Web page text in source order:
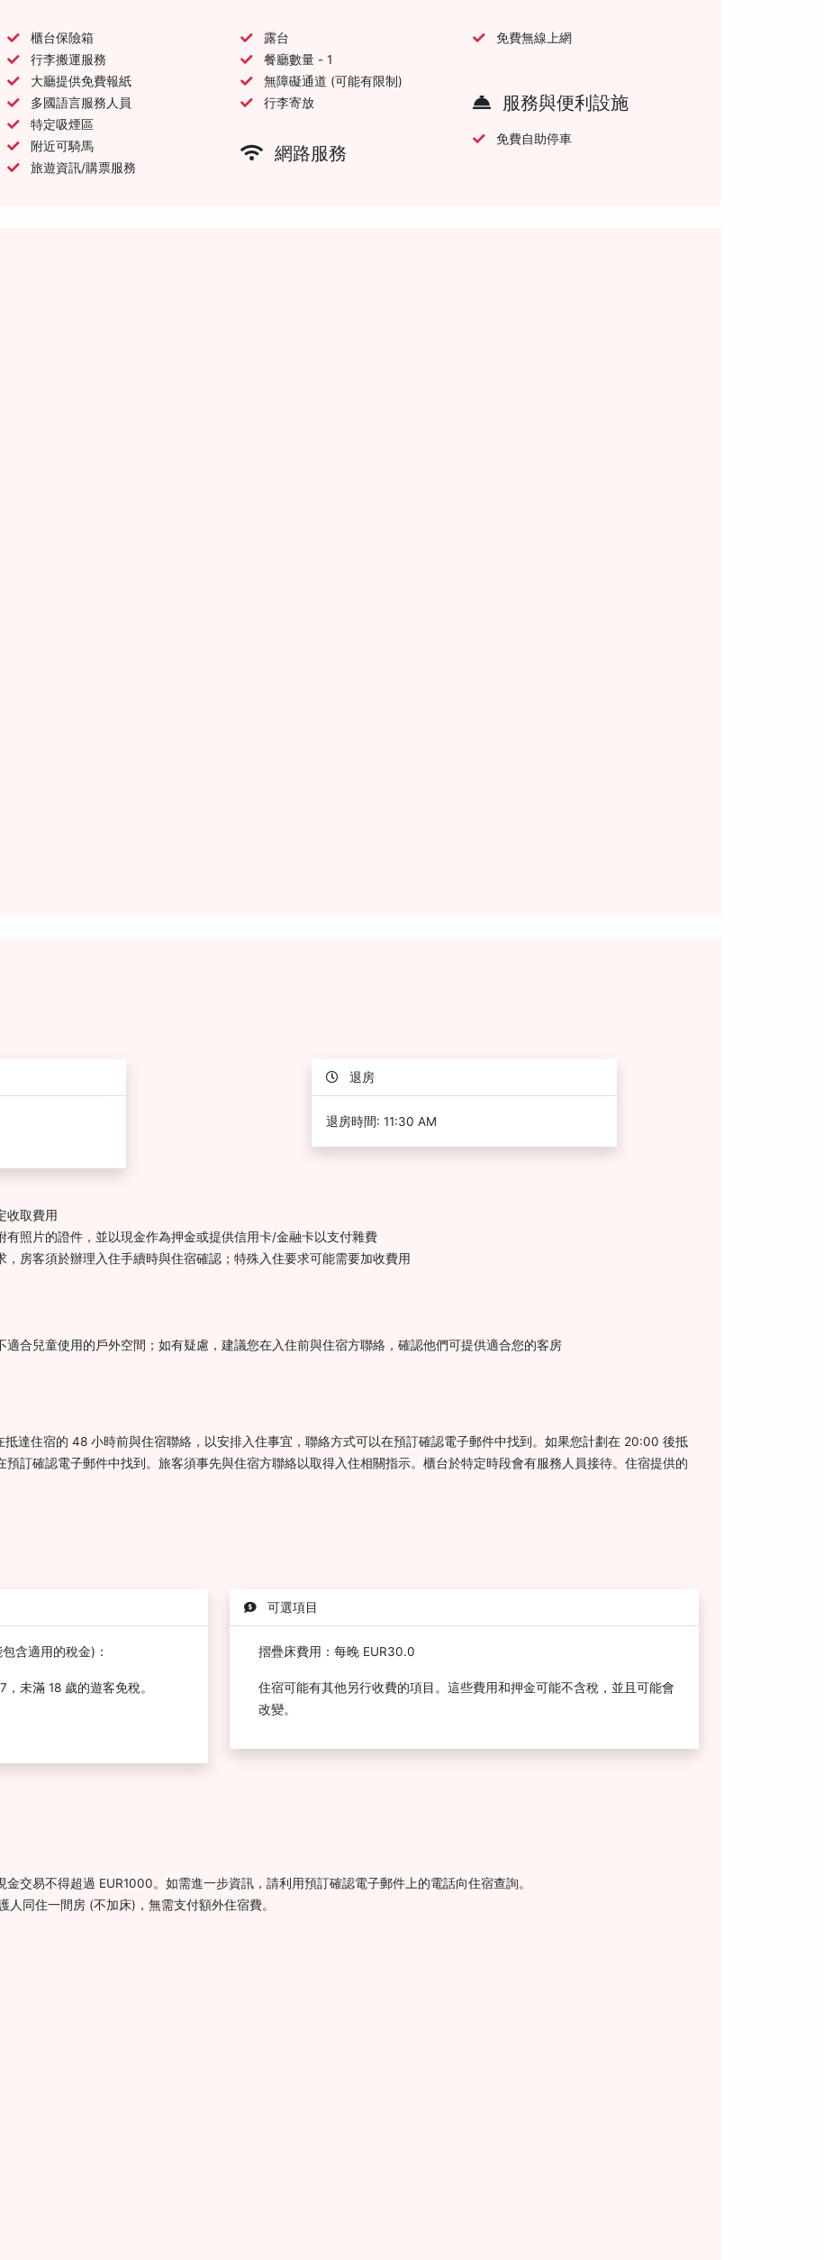
櫃台保險箱
行李搬運服務
大廳提供免費報紙
多國語言服務人員
特定吸煙區
附近可騎馬
旅遊資訊/購票服務
露台
餐廳數量 - 1
無障礙通道 (可能有限制)
行李寄放
網路服務
免費無線上網
服務與便利設施
免費自助停車
退房
退房時間: 11:30 AM
收取費用
照片的證件，並以現金作為押金或提供信用卡/金融卡以支付雜費
房客須於辦理入住手續時與住宿確認；特殊入住要求可能需要加收費用
合兒童使用的戶外空間；如有疑慮，建議您在入住前與住宿方聯絡，確認他們可提供適合您的客房
達住宿的 48 小時前與住宿聯絡，以安排入住事宜，聯絡方式可以在預訂確認電子郵件中找到。如果您計劃在 20:00 後抵
訂確認電子郵件中找到。旅客須事先與住宿方聯絡以取得入住相關指示。櫃台於特定時段會有服務人員接待。住宿提供的
含適用的稅金)：
未滿 18 歲的遊客免稅。
可選項目
摺疊床費用：每晚 EUR30.0
住宿可能有其他另行收費的項目。這些費用和押金可能不含稅，並且可能會
改變。
交易不得超過 EUR1000。如需進一步資訊，請利用預訂確認電子郵件上的電話向住宿查詢。
同住一間房 (不加床)，無需支付額外住宿費。